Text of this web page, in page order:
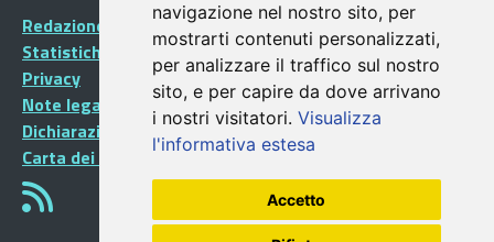
navigazione nel nostro sito, per
mostrarti contenuti personalizzati,
per analizzare il traffico sul nostro
sito, e per capire da dove arrivano
i nostri visitatori. Visualizza
l'informativa estesa
Accetto
Redazione Portalegiovani
Statistiche
Privacy
Note legali
Dichiarazione di accessibilità
Carta dei Servizi